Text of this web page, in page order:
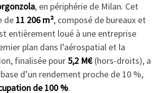
, en périphérie de Milan. Cet
de 11 206 m², composé de bureaux et
entièrement loué à une entreprise
plan dans l’aérospatial et la
finalisée pour 5,2 M€(hors-droits), a
d’un rendement proche de 10 %,
de 100 %.